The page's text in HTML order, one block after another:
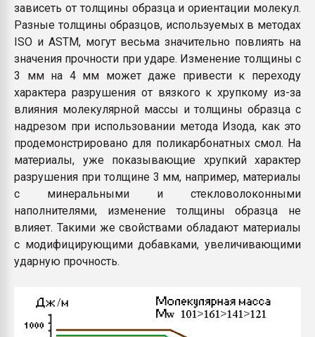
зависеть от толщины образца и ориентации молекул.
Разные толщины образцов, используемых в методах
ISO и ASTM, могут весьма значительно повлиять на
значения прочности при ударе. Изменение толщины с
3 мм на 4 мм может даже привести к переходу
характера разрушения от вязкого к хрупкому из-за
влияния молекулярной массы и толщины образца с
надрезом при использовании метода Изода, как это
продемонстрировано для поликарбонатных смол. На
материалы, уже показывающие хрупкий характер
разрушения при толщине 3 мм, например, материалы
с минеральными и стекловолоконными
наполнителями, изменение толщины образца не
влияет. Такими же свойствами обладают материалы
с модифицирующими добавками, увеличивающими
ударную прочность.